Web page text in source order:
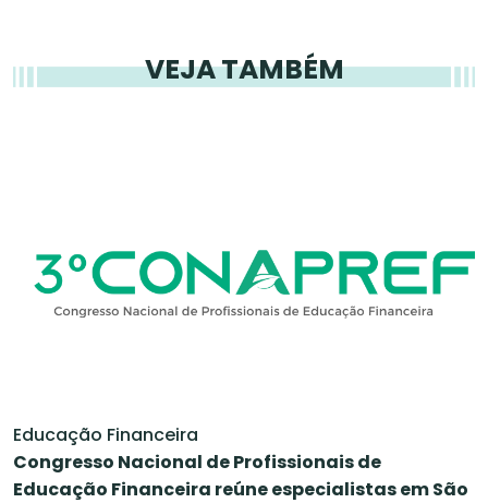
VEJA TAMBÉM
Educação Financeira
Congresso Nacional de Profissionais de
Educação Financeira reúne especialistas em São